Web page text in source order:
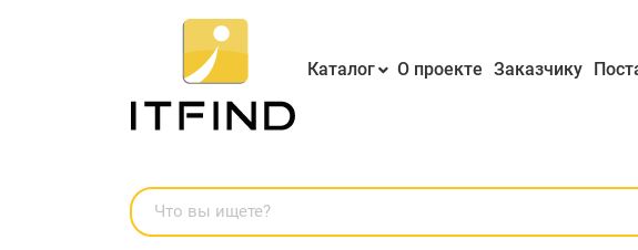
Каталог О проекте Заказчику